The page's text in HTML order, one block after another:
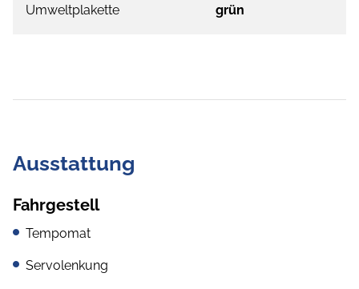
Umweltplakette grün
Ausstattung
Fahrgestell
Tempomat
Servolenkung